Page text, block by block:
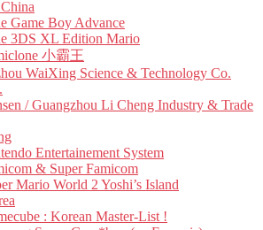
Game Boy Advance
3DS XL Edition Mario
小霸王
WaiXing Science & Technology Co.
/ Guangzhou Li Cheng Industry & Trade
Entertainement System
& Super Famicom
Mario World 2 Yoshi’s Island
: Korean Master-List !